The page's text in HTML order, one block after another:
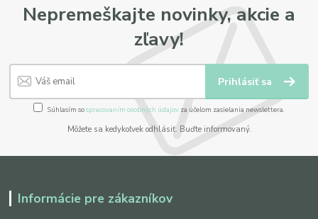
Nepremeškajte novinky, akcie a
zľavy!
Prihlásiť sa
Súhlasím sospracovaním osobných údajov za účelom zasielania newslettera.
Môžete sa kedykoľvek odhlásiť. Buďte informovaný.
Informácie pre zákazníkov